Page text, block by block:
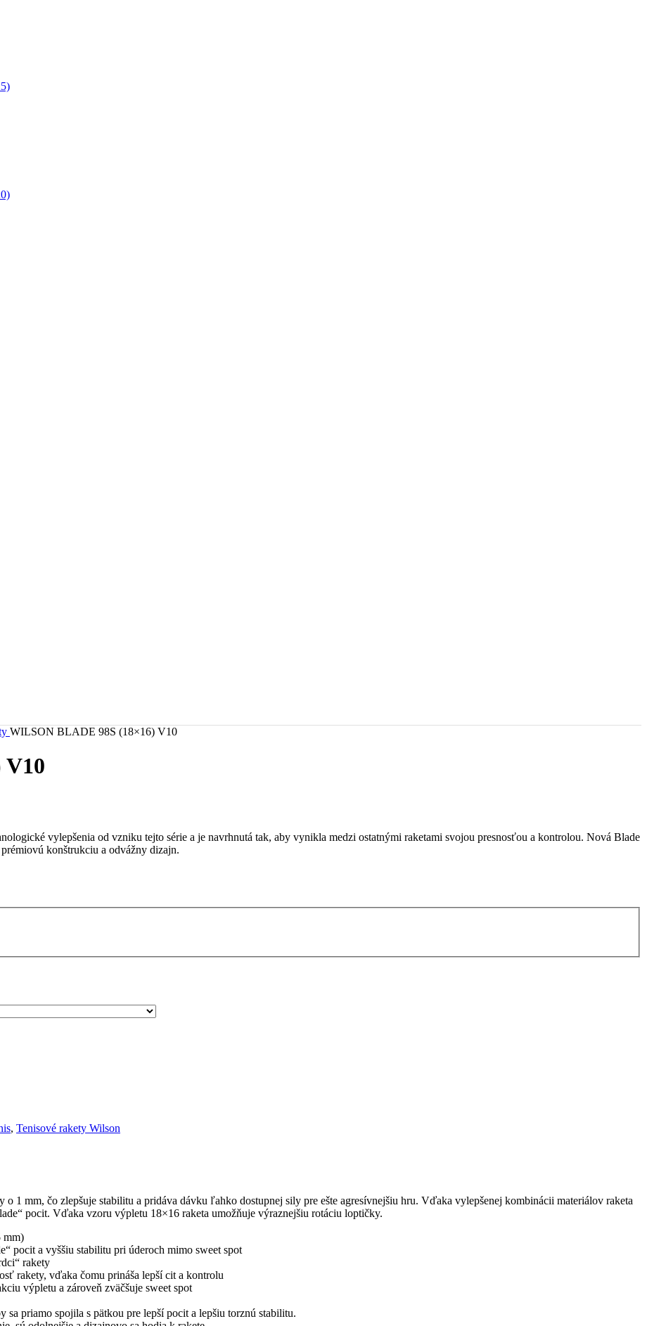
WILSON BLADE 98S (18×16) V10
vylepšenia od vzniku tejto série a je navrhnutá tak, aby vynikla medzi ostatnými raketami svojou presnosťou a kontrolou. Nová Blade
konštrukciu a odvážny dizajn.
, Tenisové rakety Wilson
1 mm, čo zlepšuje stabilitu a pridáva dávku ľahko dostupnej sily pre ešte agresívnejšiu hru. Vďaka vylepšenej kombinácii materiálov raketa
pocit. Vďaka vzoru výpletu 18×16 raketa umožňuje výraznejšiu rotáciu loptičky.
mm)
pocit a vyššiu stabilitu pri úderoch mimo sweet spot
rakety
rakety, vďaka čomu prináša lepší cit a kontrolu
výpletu a zároveň zväčšuje sweet spot
priamo spojila s pätkou pre lepší pocit a lepšiu torznú stabilitu.